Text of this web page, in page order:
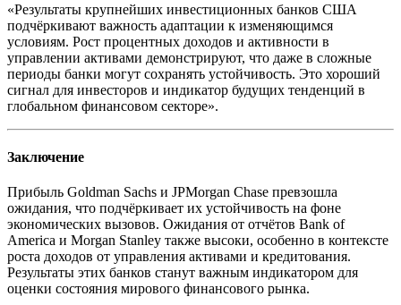
«Результаты крупнейших инвестиционных банков США
подчёркивают важность адаптации к изменяющимся
условиям. Рост процентных доходов и активности в
управлении активами демонстрируют, что даже в сложные
периоды банки могут сохранять устойчивость. Это хороший
сигнал для инвесторов и индикатор будущих тенденций в
глобальном финансовом секторе».
Заключение
Прибыль Goldman Sachs и JPMorgan Chase превзошла
ожидания, что подчёркивает их устойчивость на фоне
экономических вызовов. Ожидания от отчётов Bank of
America и Morgan Stanley также высоки, особенно в контексте
роста доходов от управления активами и кредитования.
Результаты этих банков станут важным индикатором для
оценки состояния мирового финансового рынка.